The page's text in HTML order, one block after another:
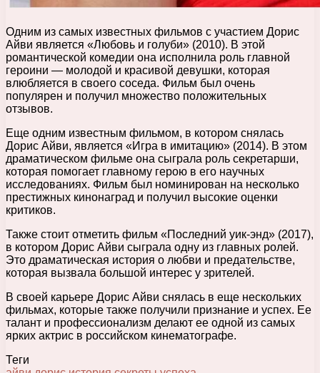
Одним из самых известных фильмов с участием Дорис
Айви является «Любовь и голуби» (2010). В этой
романтической комедии она исполнила роль главной
героини — молодой и красивой девушки, которая
влюбляется в своего соседа. Фильм был очень
популярен и получил множество положительных
отзывов.
Еще одним известным фильмом, в котором снялась
Дорис Айви, является «Игра в имитацию» (2014). В этом
драматическом фильме она сыграла роль секретарши,
которая помогает главному герою в его научных
исследованиях. Фильм был номинирован на несколько
престижных кинонаград и получил высокие оценки
критиков.
Также стоит отметить фильм «Последний уик-энд» (2017),
в котором Дорис Айви сыграла одну из главных ролей.
Это драматическая история о любви и предательстве,
которая вызвала большой интерес у зрителей.
В своей карьере Дорис Айви снялась в еще нескольких
фильмах, которые также получили признание и успех. Ее
талант и профессионализм делают ее одной из самых
ярких актрис в российском кинематографе.
Теги